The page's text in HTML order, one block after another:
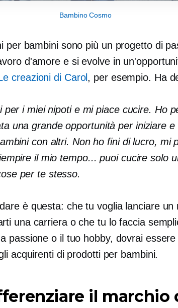
Bambino Cosmo
per bambini sono più un progetto di
d'amore e si evolve in
creazioni di Carol, per esempio. Ha
per i miei nipoti e mi piace cucire. Ho
una grande opportunità per iniziare e
con altri. Non ho fini di lucro, mi
il mio tempo... puoi cucire solo
per te stesso.
è questa: che tu voglia lanciare un
una carriera o che tu lo faccia
passione o il tuo hobby, dovrai
acquirenti di prodotti per bambini.
il marchio